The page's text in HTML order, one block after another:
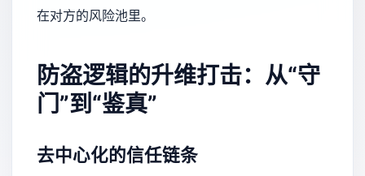
在对方的风险池里。
防盗逻辑的升维打击：从“守
门”到“鉴真”
去中心化的信任链条